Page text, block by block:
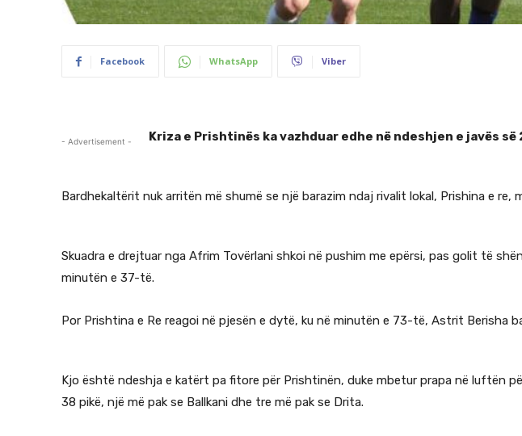
Facebook WhatsApp Viber
- Advertisement - Kriza e Prishtinës ka vazhduar edhe në ndeshjen e javës së
Bardhekaltërit nuk arritën më shumë se një barazim ndaj rivalit lokal, Prishina e re,
Skuadra e drejtuar nga Afrim Tovërlani shkoi në pushim me epërsi, pas golit të
minutën e 37-të.
Por Prishtina e Re reagoi në pjesën e dytë, ku në minutën e 73-të, Astrit Berisha
Kjo është ndeshja e katërt pa fitore për Prishtinën, duke mbetur prapa në luftën
38 pikë, një më pak se Ballkani dhe tre më pak se Drita.